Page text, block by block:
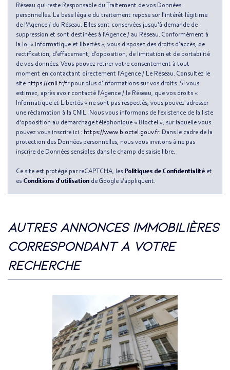
Habitants de moins de 25 ans
Habitants de 25 à 55 ans 52,30 %
Habitants de plus de 55 ans 19,85 %
Nombre d'enfants par famille 0,96
Familles sans enfant 45,07 %
Familles avec 1 ou 2 enfants
Maisons 0,58 %
Appartements 99,42 %
Familles avec 3 enfants 6,54 %
Réseau qui reste Responsable du Traitement de vos Données
personnelles. La base légale du traitement repose sur l'intérêt légitime
de l'Agence / du Réseau. Elles sont conservées jusqu'à demande de
suppression et sont destinées à l'Agence / au Réseau. Conformément à
la loi « informatique et libertés », vous disposez des droits d’accès, de
rectification, d’effacement, d’opposition, de limitation et de portabilité
de vos données. Vous pouvez retirer votre consentement à tout
moment en contactant directement l’Agence / Le Réseau. Consultez le
site https://cnil.fr/frpour plus d’informations sur vos droits. Si vous
estimez, après avoir contacté l'Agence / le Réseau, que vos droits «
Informatique et Libertés » ne sont pas respectés, vous pouvez adresser
une réclamation à la CNIL. Nous vous informons de l’existence de la liste
d'opposition au démarchage téléphonique « Bloctel », sur laquelle vous
pouvez vous inscrire ici : https://www.bloctel.gouv.fr. Dans le cadre de la
protection des Données personnelles, nous vous invitons à ne pas
inscrire de Données sensibles dans le champ de saisie libre.
Ce site est protégé par reCAPTCHA, les Politiques de Confidentialité et
es Conditions d'utilisation de Google s'appliquent.
autres annonces immobilières
correspondant à votre
recherche